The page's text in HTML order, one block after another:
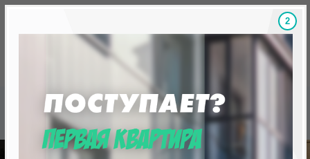
Скидки на новостройки, бонусы
1